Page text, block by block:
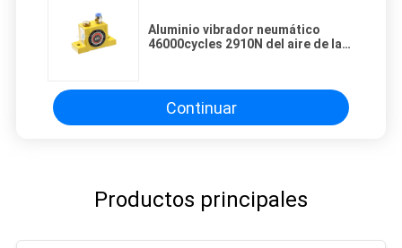
Aluminio vibrador neumático
46000cycles 2910N del aire de la
Continuar
Productos principales